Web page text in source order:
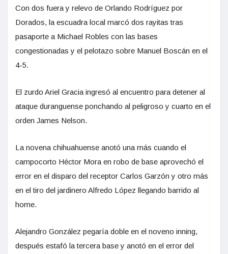
Con dos fuera y relevo de Orlando Rodríguez por
Dorados, la escuadra local marcó dos rayitas tras
pasaporte a Michael Robles con las bases
congestionadas y el pelotazo sobre Manuel Boscán en el
4-5.
El zurdo Ariel Gracia ingresó al encuentro para detener al
ataque duranguense ponchando al peligroso y cuarto en el
orden James Nelson.
La novena chihuahuense anotó una más cuando el
campocorto Héctor Mora en robo de base aprovechó el
error en el disparo del receptor Carlos Garzón y otro más
en el tiro del jardinero Alfredo López llegando barrido al
home.
Alejandro González pegaría doble en el noveno inning,
después estafó la tercera base y anotó en el error del